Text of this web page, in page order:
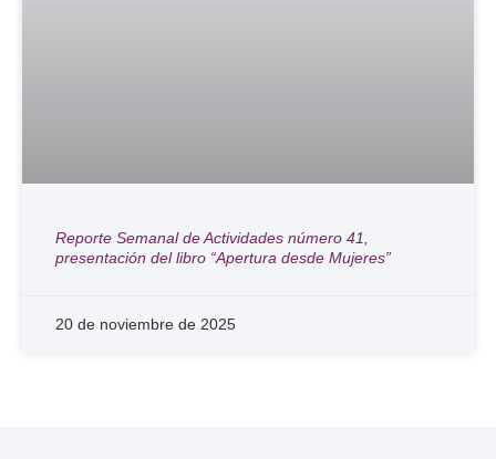
Reporte Semanal de Actividades número 41,
presentación del libro “Apertura desde Mujeres”
20 de noviembre de 2025